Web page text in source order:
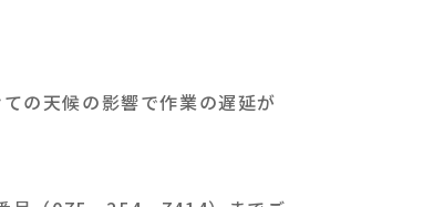
の天候の影響で作業の遅延が